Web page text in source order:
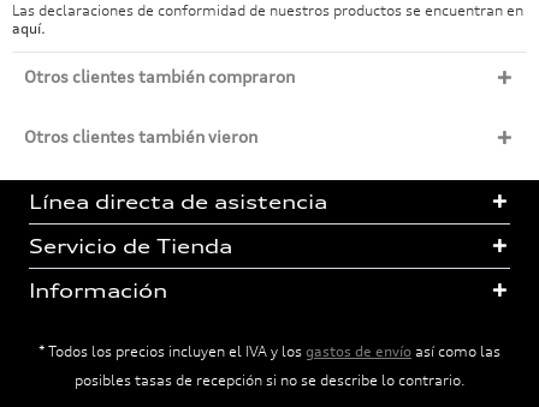
Las declaraciones de conformidad de nuestros productos se encuentran en
aquí.
Otros clientes también compraron
Otros clientes también vieron
Línea directa de asistencia
Servicio de Tienda
Información
* Todos los precios incluyen el IVA y los gastos de envío así como las
posibles tasas de recepción si no se describe lo contrario.